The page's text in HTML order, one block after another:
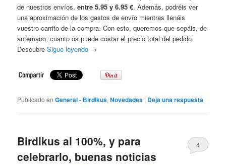
de nuestros envíos,entre 5.95 y 6.95 €. Además, podréis ver
una aproximación de los gastos de envío mientras llenáis
vuestro carrito de la compra. Con esto, queremos que sepáis, de
antemano, cuanto os puede costar el precio total del pedido.
DescubreSigue leyendo →
Publicado en General - Birdikus,Novedades | Deja una respuesta
Birdikus al 100%, y para
celebrarlo, buenas noticias
4